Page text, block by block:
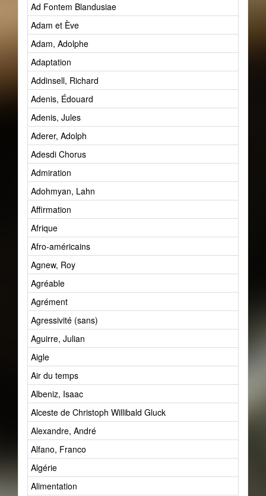
Ad Fontem Blandusiae
Adam et Ève
Adam, Adolphe
Adaptation
Addinsell, Richard
Adenis, Édouard
Adenis, Jules
Aderer, Adolph
Adesdi Chorus
Admiration
Adohmyan, Lahn
Affirmation
Afrique
Afro-américains
Agnew, Roy
Agréable
Agrément
Agressivité (sans)
Aguirre, Julian
Aigle
Air du temps
Albeniz, Isaac
Alceste de Christoph Willibald Gluck
Alexandre, André
Alfano, Franco
Algérie
Alimentation